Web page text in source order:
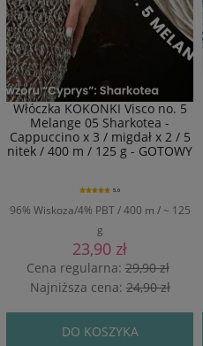
Włóczka KOKONKI Visco no. 5
Melange 05 Sharkotea -
Cappuccino x 3 / migdał x 2 / 5
nitek / 400 m / 125 g - GOTOWY
96% Wiskoza/4% PBT / 400 m / ~ 125
g
5.0
23,90 zł
Cena regularna:29,90 zł
Najniższa cena:24,90 zł
DO KOSZYKA